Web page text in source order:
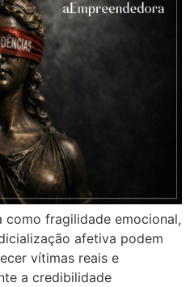
como fragilidade emocional,
afetiva podem
vítimas reais e
a credibilidade